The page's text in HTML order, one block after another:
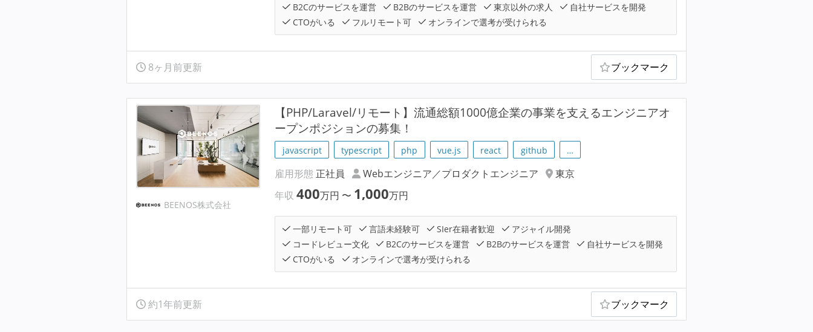
B2Cのサービスを運営
B2Bのサービスを運営 東京以外の求人
自社サービスを開発
CTOがいる
フルリモート可 オンラインで選考が受けられる
8ヶ月前更新 ブックマーク
BEENOS株式会社
【PHP/Laravel/リモート】流通総額1000億企業の事業を支えるエンジニアオ
ープンポジションの募集！
javascript typescript php vue.js react github …
雇用形態 正社員 Webエンジニア／プロダクトエンジニア
東京
年収400万円 〜 1,000万円
一部リモート可 言語未経験可 SIer在籍者歓迎
アジャイル開発
コードレビュー文化
B2Cのサービスを運営 B2Bのサービスを運営
自社サービスを開発
CTOがいる
オンラインで選考が受けられる
約1年前更新 ブックマーク